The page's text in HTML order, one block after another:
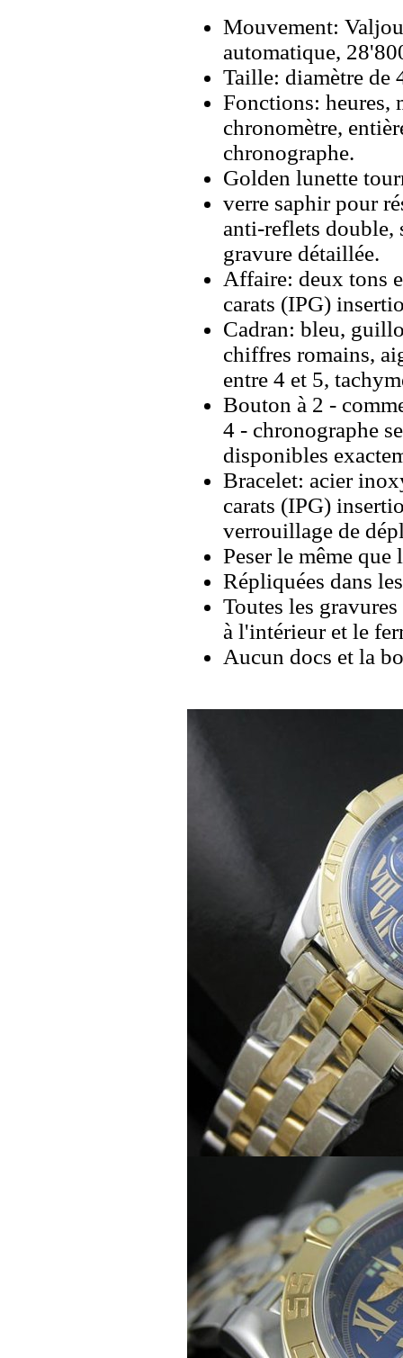
Mouvement:
automatique,
Taille: diamètre de
Fonctions: heures,
chronomètre,
chronographe.
Golden lunette
verre saphir pour
anti-reflets double,
gravure détaillée.
Affaire: deux tons
carats (IPG)
Cadran: bleu,
chiffres romains,
entre 4 et 5,
Bouton à 2 -
4 - chronographe
disponibles
Bracelet: acier
carats (IPG)
verrouillage de
Peser le même
Répliquées dans
Toutes les
à l'intérieur et le
Aucun docs et la